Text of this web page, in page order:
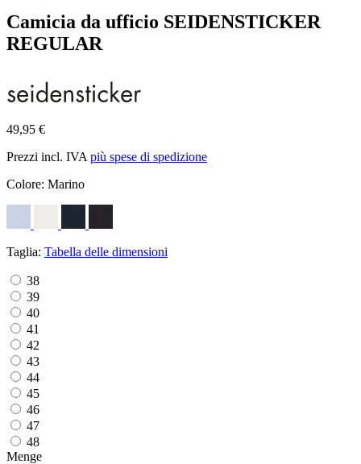
Camicia da ufficio SEIDENSTICKER
REGULAR
49,95 €
Prezzi incl. IVA più spese di spedizione
Colore: Marino
Taglia: Tabella delle dimensioni
38
39
40
41
42
43
44
45
46
47
48
Menge